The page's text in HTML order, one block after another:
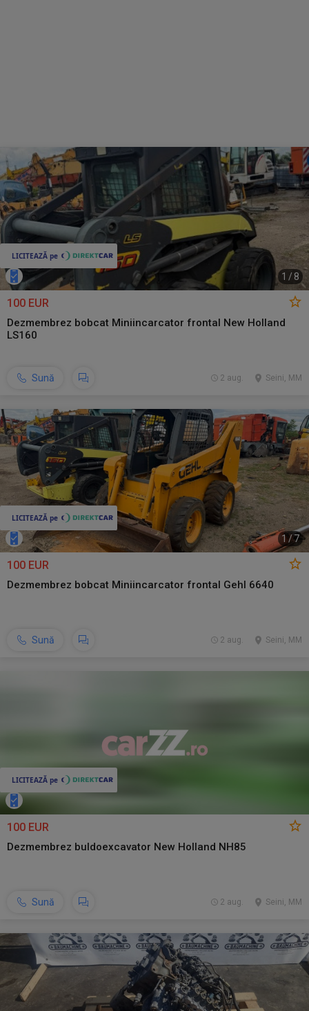
1 / 8
100 EUR
Dezmembrez bobcat Miniincarcator frontal New Holland
LS160
Sună Seini, MM
2 aug.
1/7
100 EUR
Dezmembrez bobcat Miniincarcator frontal Gehl 6640
Sună Seini, MM
2 aug.
100 EUR
Dezmembrez buldoexcavator New Holland NH85
Sună Seini, MM
2 aug.